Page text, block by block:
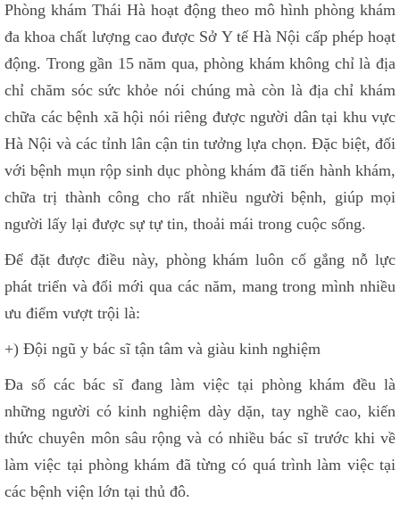
Phòng khám Thái Hà hoạt động theo mô hình phòng khám
đa khoa chất lượng cao được Sở Y tế Hà Nội cấp phép hoạt
động. Trong gần 15 năm qua, phòng khám không chỉ là địa
chỉ chăm sóc sức khỏe nói chúng mà còn là địa chỉ khám
chữa các bệnh xã hội nói riêng được người dân tại khu vực
Hà Nội và các tỉnh lân cận tin tưởng lựa chọn. Đặc biệt, đối
với bệnh mụn rộp sinh dục phòng khám đã tiến hành khám,
chữa trị thành công cho rất nhiều người bệnh, giúp mọi
người lấy lại được sự tự tin, thoải mái trong cuộc sống.
Để đặt được điều này, phòng khám luôn cố gắng nỗ lực
phát triển và đổi mới qua các năm, mang trong mình nhiều
ưu điểm vượt trội là:
+) Đội ngũ y bác sĩ tận tâm và giàu kinh nghiệm
Đa số các bác sĩ đang làm việc tại phòng khám đều là
những người có kinh nghiệm dày dặn, tay nghề cao, kiến
thức chuyên môn sâu rộng và có nhiều bác sĩ trước khi về
làm việc tại phòng khám đã từng có quá trình làm việc tại
các bệnh viện lớn tại thủ đô.